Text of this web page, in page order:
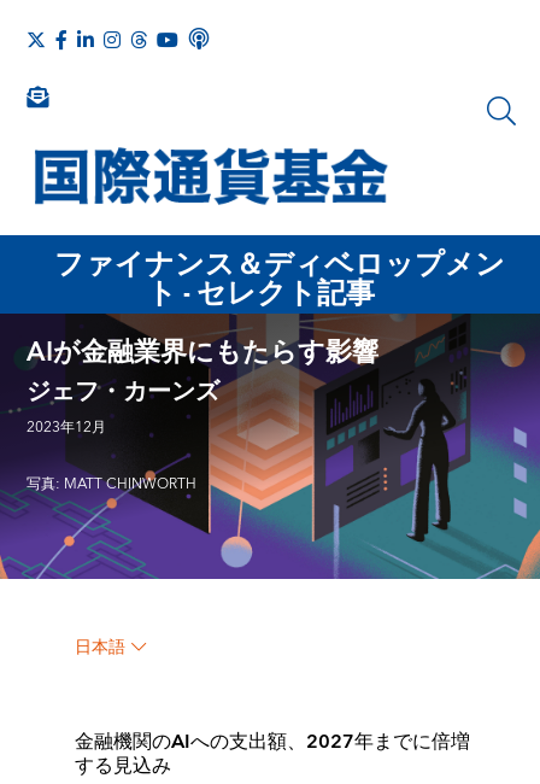
ファイナンス＆ディベロップメン
ト - セレクト記事
AIが金融業界にもたらす影響
ジェフ・カーンズ
2023年12月
写真: MATT CHINWORTH
日本語
金融機関のAIへの支出額、2027年までに倍増
する見込み